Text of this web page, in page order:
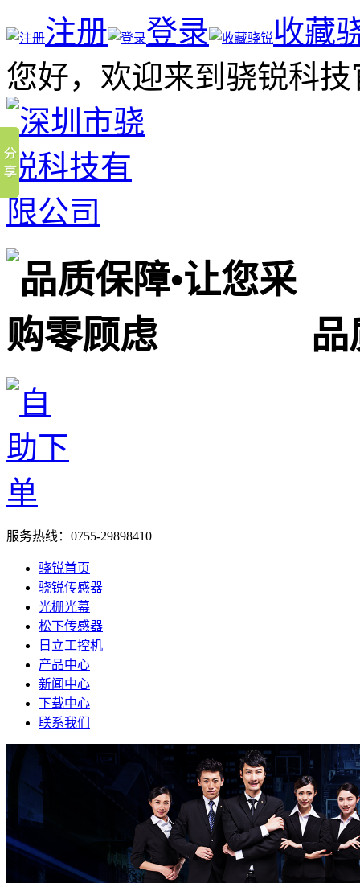
注册 登录
收藏
您好，欢迎来到骁锐科
品
服务热线： 0755-29898410
骁锐首页
骁锐传感器
光栅光幕
松下传感器
日立工控机
产品中心
新闻中心
下载中心
联系我们